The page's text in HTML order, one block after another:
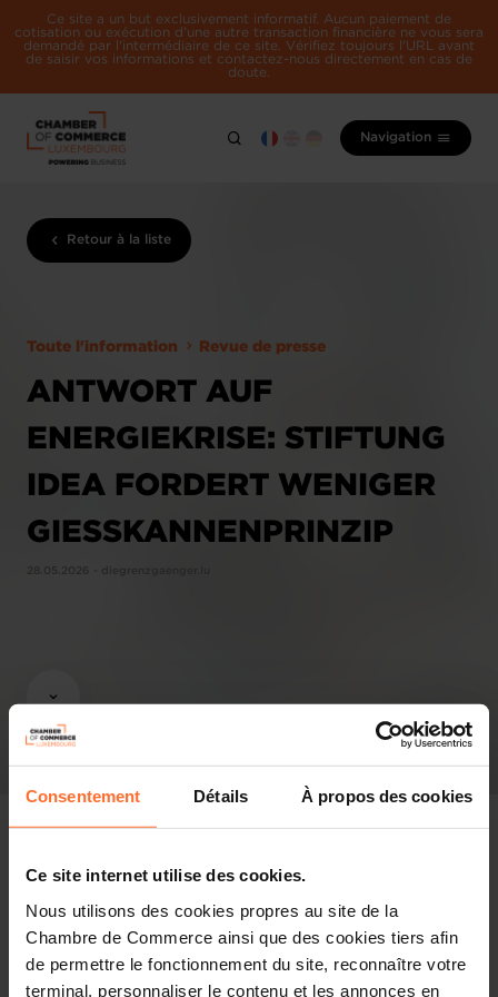
Consentement Détails À propos des cookies
Ce site internet utilise des cookies.
Nous utilisons des cookies propres au site de la
Chambre de Commerce ainsi que des cookies tiers afin
de permettre le fonctionnement du site, reconnaître votre
terminal, personnaliser le contenu et les annonces en
Ce site a un but exclusivement informatif. Aucun paiement de
cotisation ou exécution d'une autre transaction financière ne vous sera
demandé par l'intermédiaire de ce site. Vérifiez toujours l'URL avant
de saisir vos informations et contactez-nous directement en cas de
doute.
Navigation
Retour à la liste
Toute l'information Revue de presse
ANTWORT AUF
ENERGIEKRISE: STIFTUNG
IDEA FORDERT WENIGER
GIESSKANNENPRINZIP
Partager cet article